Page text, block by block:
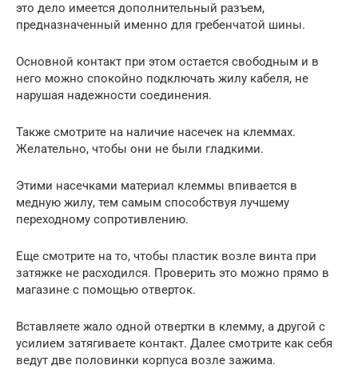
это дело имеется дополнительный разъем,
предназначенный именно для гребенчатой шины.
Основной контакт при этом остается свободным и в
него можно спокойно подключать жилу кабеля, не
нарушая надежности соединения.
Также смотрите на наличие насечек на клеммах.
Желательно, чтобы они не были гладкими.
Этими насечками материал клеммы впивается в
медную жилу, тем самым способствуя лучшему
переходному сопротивлению.
Еще смотрите на то, чтобы пластик возле винта при
затяжке не расходился. Проверить это можно прямо в
магазине с помощью отверток.
Вставляете жало одной отвертки в клемму, а другой с
усилием затягиваете контакт. Далее смотрите как себя
ведут две половинки корпуса возле зажима.